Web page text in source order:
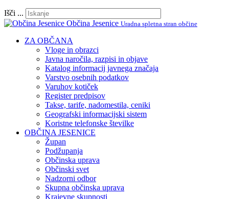
Išči ...
Občina Jesenice Uradna spletna stran občine
ZA OBČANA
Vloge in obrazci
Javna naročila, razpisi in objave
Katalog informacij javnega značaja
Varstvo osebnih podatkov
Varuhov kotiček
Register predpisov
Takse, tarife, nadomestila, ceniki
Geografski informacijski sistem
Koristne telefonske številke
OBČINA JESENICE
Župan
Podžupanja
Občinska uprava
Občinski svet
Nadzorni odbor
Skupna občinska uprava
Krajevne skupnosti